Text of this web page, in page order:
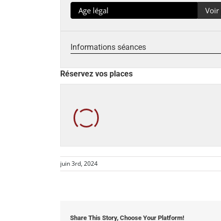
Age légal Voir
Informations séances
Réservez vos places
juin 3rd, 2024
Share This Story, Choose Your Platform!